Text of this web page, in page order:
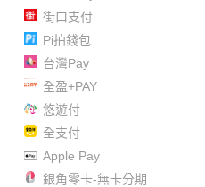
街口支付
Pi拍錢包
台灣Pay
全盈+PAY
悠遊付
全支付
Apple Pay
銀角零卡-無卡分期